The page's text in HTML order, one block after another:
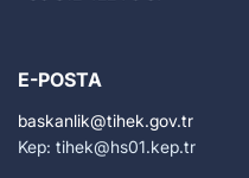
E-POSTA
baskanlik tihek.gov.tr
Kep: tihek hs01.kep.tr